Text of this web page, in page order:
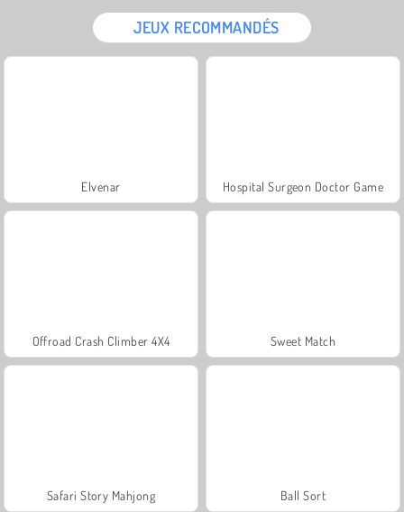
JEUX RECOMMANDÉS
Elvenar Hospital Surgeon Doctor Game
Offroad Crash Climber 4X4 Sweet Match
Safari Story Mahjong Ball Sort